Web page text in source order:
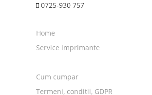
0725-930 757
Home
Service imprimante
Cum cumpar
Termeni, conditii, GDPR